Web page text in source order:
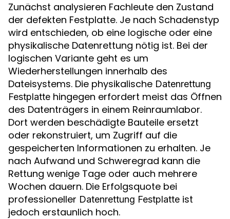
Zunächst analysieren Fachleute den Zustand
der defekten Festplatte. Je nach Schadenstyp
wird entschieden, ob eine logische oder eine
physikalische Datenrettung nötig ist. Bei der
logischen Variante geht es um
Wiederherstellungen innerhalb des
Dateisystems. Die physikalische Datenrettung
Festplatte hingegen erfordert meist das Öffnen
des Datenträgers in einem Reinraumlabor.
Dort werden beschädigte Bauteile ersetzt
oder rekonstruiert, um Zugriff auf die
gespeicherten Informationen zu erhalten. Je
nach Aufwand und Schweregrad kann die
Rettung wenige Tage oder auch mehrere
Wochen dauern. Die Erfolgsquote bei
professioneller Datenrettung Festplatte ist
jedoch erstaunlich hoch.